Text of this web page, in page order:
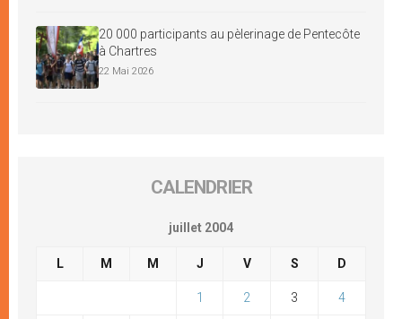
20 000 participants au pèlerinage de Pentecôte
à Chartres
22 Mai 2026
CALENDRIER
juillet 2004
L M M J V S D
1 2 3 4